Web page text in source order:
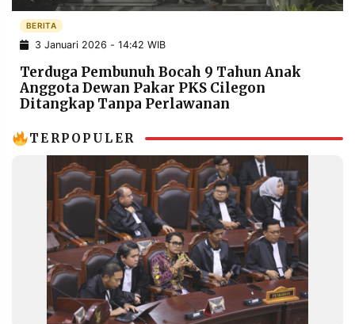
INFORMASI
IKLAN
KIRIM
PENGADUAN TERM
SERVICE
IKUTI
RESOLUSI
BERITA
3 Januari 2026 - 14:42 WIB
Terduga Pembunuh Bocah 9 Tahun Anak
Anggota Dewan Pakar PKS Cilegon
Ditangkap Tanpa Perlawanan
TERPOPULER